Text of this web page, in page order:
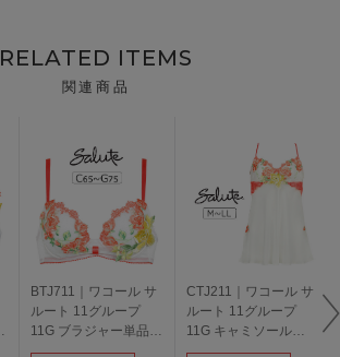
RELATED ITEMS
関連商品
BTJ711｜ワコール サ
ルート 11グループ
11G ブラジャー単品
リボンブラ CDEFGカ
CTJ211｜ワコール サ
ルート 11グループ
11G キャミソール
M/L/LL